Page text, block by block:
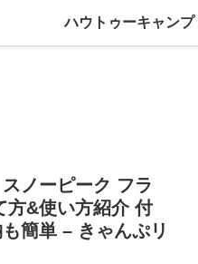
ノーピーク フラ
方&使い方紹介 付
簡単 – きゃんぷリ
ハウトゥーキャンプ